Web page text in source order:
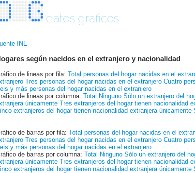
datos graficos
INE
según nacidos en el extranjero y nacionalidad
de lineas por fila: Total personas del hogar nacidas en el
Tres personas del hogar nacidas en el extranjero Cuatro
y más personas del hogar nacidas en el extranjero
de lineas por columna: Total Ninguno Sólo un extranjero del
únicamente Tres extranjeros del hogar tienen nacionalidad
extranjeros del hogar tienen nacionalidad extranjera únicamente
de barras por fila: Total personas del hogar nacidas en el
Tres personas del hogar nacidas en el extranjero Cuatro
y más personas del hogar nacidas en el extranjero
de barras por columna: Total Ninguno Sólo un extranjero del
únicamente Tres extranjeros del hogar tienen nacionalidad
extranjeros del hogar tienen nacionalidad extranjera únicamente